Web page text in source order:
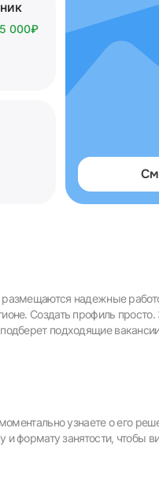
000₽
надежные
Создать профиль просто.
подходящие
узнаете о его
формату занятости, чтобы